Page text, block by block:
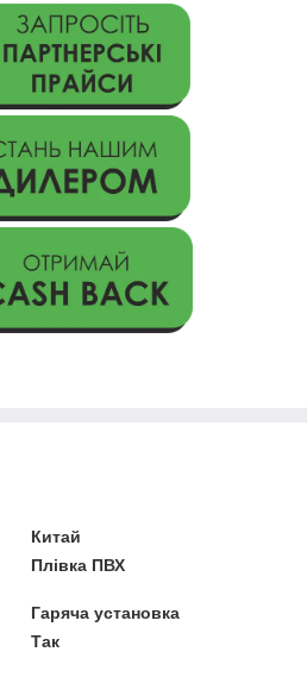
Китай
Плівка ПВХ
Гаряча установка
Так